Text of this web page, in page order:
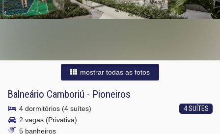
mostrar todas as fotos
Balneário Camboriú - Pioneiros
4 SUÍTES
4 dormitórios (4 suítes)
2 vagas (Privativa)
5 banheiros